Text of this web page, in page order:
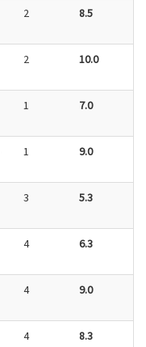
2 8.5
2 10.0
1 7.0
1 9.0
3 5.3
4 6.3
4 9.0
4 8.3